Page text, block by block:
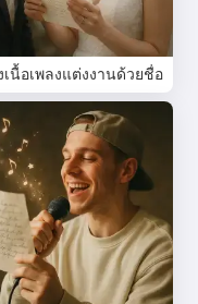
เนื้อเพลงแต่งงานด้วยชื่อ